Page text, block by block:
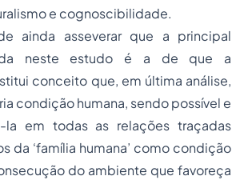
e cognoscibilidade.
ainda asseverar que a principal
neste estudo é a de que a
conceito que, em última análise,
condição humana, sendo possível e
la em todas as relações traçadas
da ‘família humana’ como condição
do ambiente que favoreça